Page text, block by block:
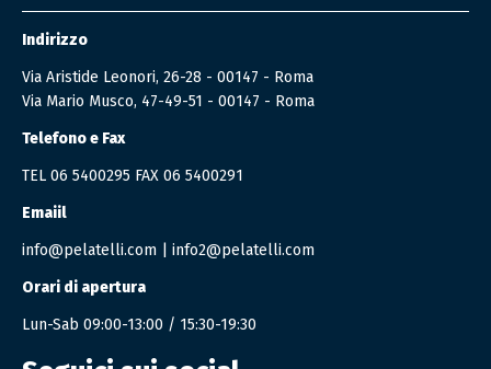
Indirizzo
Via Aristide Leonori, 26-28 - 00147 - Roma
Via Mario Musco, 47-49-51 - 00147 - Roma
Telefono e Fax
TEL 06 5400295 FAX 06 5400291
Emaiil
info@pelatelli.com
info2@pelatelli.com
Orari di apertura
Lun-Sab 09:00-13:00 / 15:30-19:30